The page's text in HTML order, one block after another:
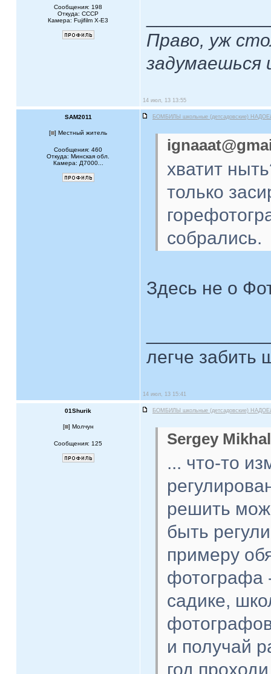
Сообщения: 198
Откуда: СССР
Камера: Fujifilm X-Е3
Право, уж
задумаешься
14 июл, 13 13:55
SAM2011 БОМБИЛЫ школьные (детсадовские)
[ ] Местный житель
Сообщения: 460
Откуда: Минская обл.
Камера: Д7000...
хватит
только
собрались.
Здесь не о
легче забить
14 июл, 13 15:41
01Shurik БОМБИЛЫ школьные (детсадовские)
[ ] Молчун
Сообщения: 125 Sergey
... что-то
решить
быть
примеру
фотографа
садике,
и получай
год